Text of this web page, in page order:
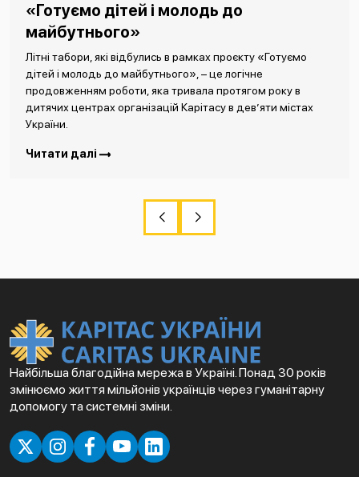
«Готуємо дітей і молодь до
майбутнього»
Літні табори, які відбулись в рамках проєкту «Готуємо
дітей і молодь до майбутнього», – це логічне
продовженням роботи, яка тривала протягом року в
дитячих центрах організацій Карітасу в дев’яти містах
України.
Читати далі
Найбільша благодійна мережа в Україні. Понад 30 років
змінюємо життя мільйонів українців через гуманітарну
допомогу та системні зміни.